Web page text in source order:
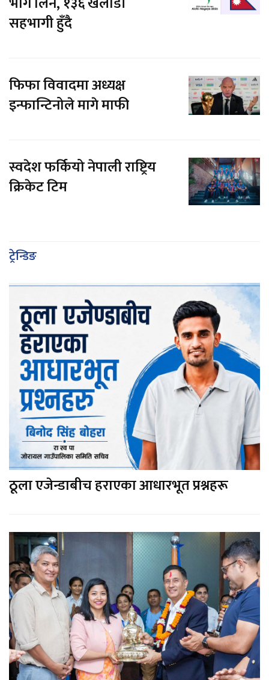
सहभागी हुँदै
फिफा विवादमा अध्यक्ष
इन्फान्टिनोले मागे माफी
स्वदेश फर्कियो नेपाली राष्ट्रिय
क्रिकेट टिम
ट्रेन्डिङ
ठूला एजेन्डाबीच हराएका आधारभूत प्रश्नहरू